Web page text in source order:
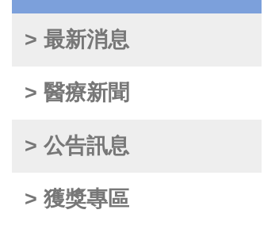
> 最新消息
> 醫療新聞
> 公告訊息
> 獲獎專區